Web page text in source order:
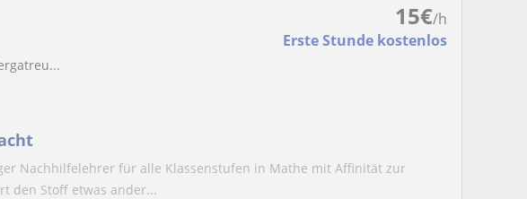
15€/h
Erste Stunde kostenlos
Nachhilfelehrer für alle Klassenstufen in Mathe mit Affinität zur
den Stoff etwas ander...